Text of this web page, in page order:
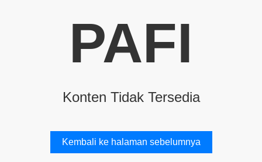
PAFI
Konten Tidak Tersedia
Kembali ke halaman sebelumnya